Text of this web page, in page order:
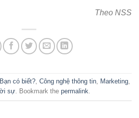
Theo NSS
Bạn có biết? Công nghệ thông tin Marketing
sự . Bookmark the permalink